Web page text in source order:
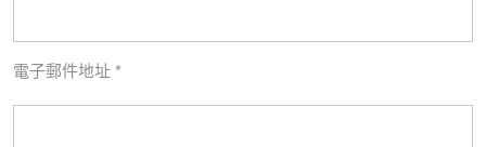
電子郵件地址 *